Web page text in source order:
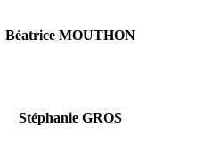
Béatrice MOUTHON
Stéphanie GROS